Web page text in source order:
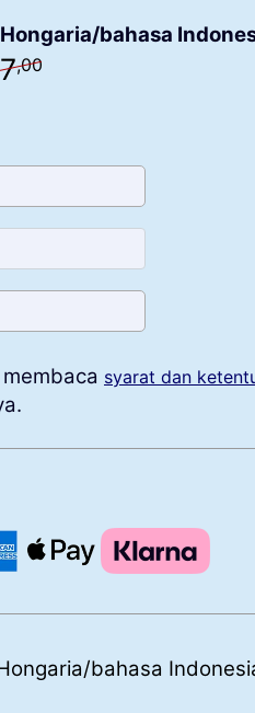
bahasa
,00
syarat dan
bahasa